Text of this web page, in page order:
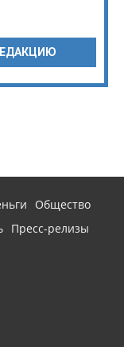
Общество
Пресс-релизы